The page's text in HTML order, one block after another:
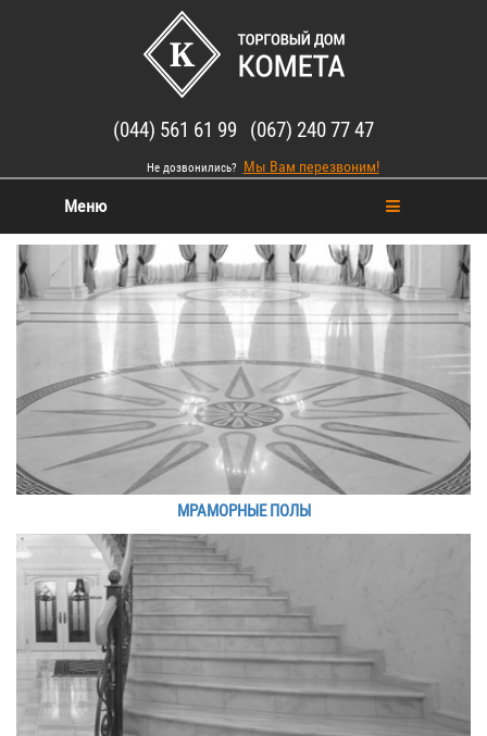
(044) 561 61 99 (067) 240 77 47
Не дозвонились? Мы Вам перезвоним!
Меню
МРАМОРНЫЕ ПОЛЫ